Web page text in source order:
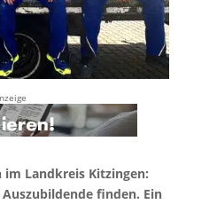
im Landkreis Kitzingen:
finden. Ein